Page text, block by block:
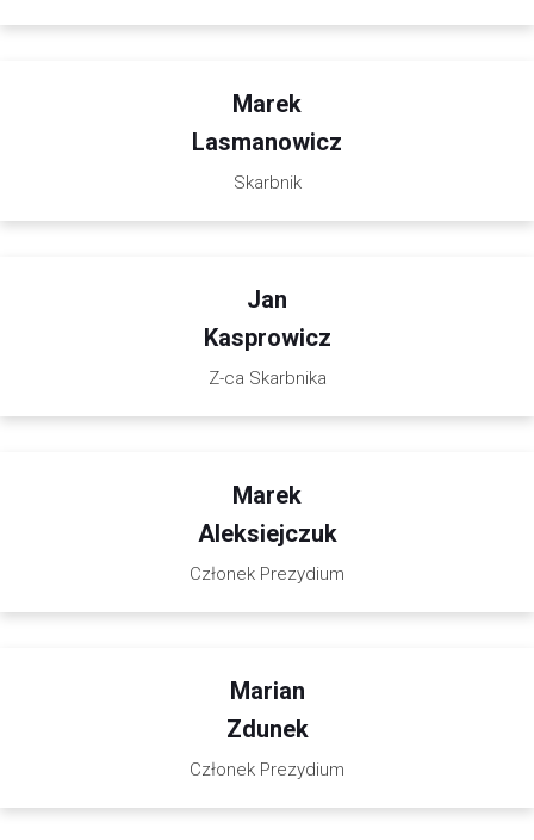
Marek
Lasmanowicz
Skarbnik
Jan
Kasprowicz
Z-ca Skarbnika
Marek
Aleksiejczuk
Członek Prezydium
Marian
Zdunek
Członek Prezydium